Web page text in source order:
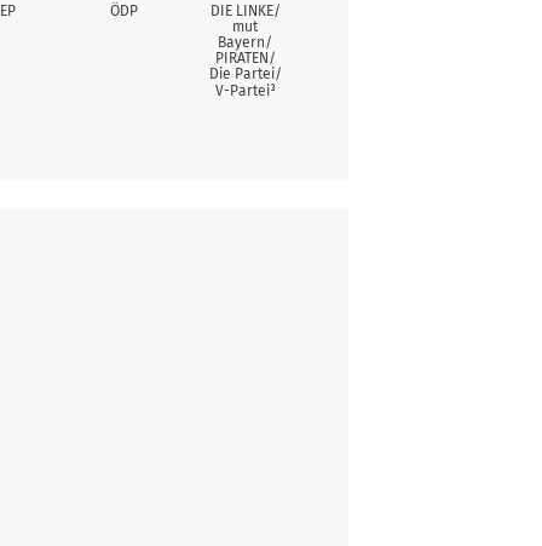
ÖDP
DIE LINKE/
mut
Bayern/
PIRATEN/
Die Partei/
V-Partei³